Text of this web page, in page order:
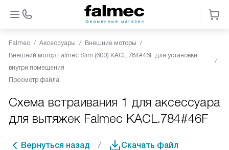
Falmec Аксессуары
Внешние моторы
Внешний мотор Falmec Slim (600) KACL.784#46F для установки
внутри помещения
Просмотр файла
Схема встраивания 1 для аксессуара
для вытяжек Falmec KACL.784#46F
Вернуться назад Скачать файл